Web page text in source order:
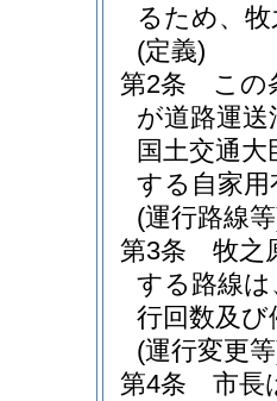
るため、
(定義)
第2条
この
が道路運送
国土交通
する自家
(運行路線
第3条
牧之
する路線
行回数及
(運行変更
第4条
市長